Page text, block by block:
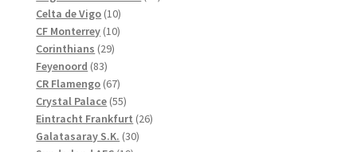
Celta de Vigo 1010
produkter
CF Monterrey 1010
Corinthians 2929
Feyenoord 8383
produkter
CR Flamengo 6767
produkter
Crystal Palace 5555
produkter
Eintracht Frankfurt 2626
Galatasaray S.K. 3030